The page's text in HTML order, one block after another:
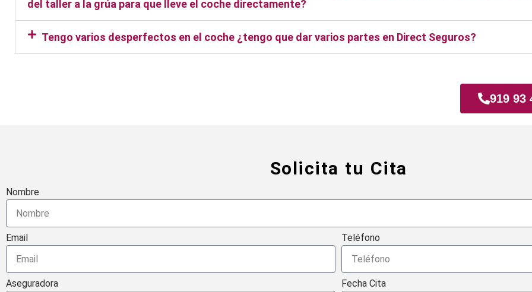
del taller a la grúa para que lleve el coche directamente?
Tengo varios desperfectos en el coche ¿tengo que dar varios partes en Direct Seguros?
919 93
Solicita tu Cita
Nombre
Email Teléfono
Aseguradora Fecha Cita